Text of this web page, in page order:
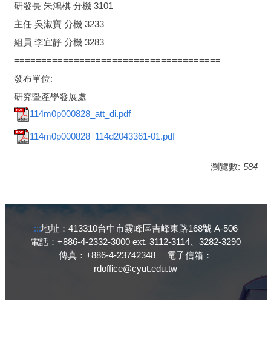
研發長 朱鴻棋 分機 3101
主任 吳淑寶 分機 3233
組員 李宜靜 分機 3283
======================================
發布單位:
研究暨產學發展處
114m0p000828_att_di.pdf
114m0p000828_114d2043361-01.pdf
瀏覽數: 584
:::地址：413310台中市霧峰區吉峰東路168號 A-506
電話：+886-4-2332-3000 ext. 3112-3114、3282-3290
傳真：+886-4-23742348｜ 電子信箱：
rdoffice@cyut.edu.tw